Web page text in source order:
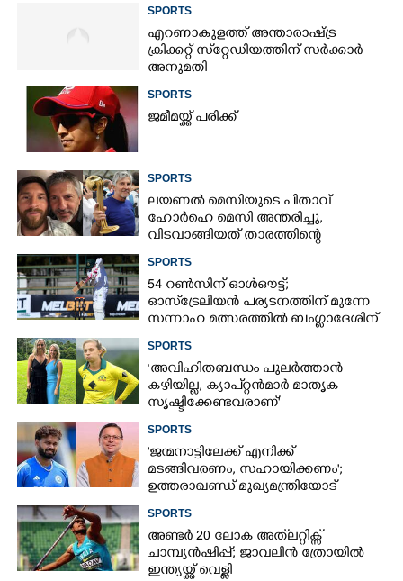
SPORTS
എറണാകുളത്ത് അന്താരാഷ്ട്ര
ക്രിക്കറ്റ് സ്‌റ്റേഡിയത്തിന് സർക്കാർ
അനുമതി
SPORTS
ജമീമയ്ക്ക് പരിക്ക്
SPORTS
ലയണൽ മെസിയുടെ പിതാവ്
ഹോർഹെ മെസി അന്തരിച്ചു,​
വിടവാങ്ങിയത് താരത്തിന്റെ
ശക്തികേന്ദ്രം
SPORTS
54 റൺസിന് ഓൾഔട്ട്;
ഓസ്‌ട്രേലിയൻ പര്യടനത്തിന് മുന്നേ
സന്നാഹ മത്സരത്തിൽ ബംഗ്ലാദേശിന്
ഒരേയൊരു താരം
SPORTS
‘അവിഹിതബന്ധം പുലർത്താൻ
കഴിയില്ല,​ ക്യാപ്റ്റൻമാർ മാതൃക
സൃഷ്ടിക്കേണ്ടവരാണ്'
താരത്തിന്റെ ഭാര്യ
SPORTS
'ജന്മനാട്ടിലേക്ക് എനിക്ക്
മടങ്ങിവരണം, സഹായിക്കണം';
ഉത്തരാഖണ്ഡ് മുഖ്യമന്ത്രിയോട്
SPORTS
അണ്ടർ 20 ലോക അത്‌ലറ്റിക്സ്
ചാമ്പ്യൻഷിപ്പ്; ജാവലിൻ ത്രോയിൽ
ഇന്ത്യയ്ക്ക് വെള്ളി